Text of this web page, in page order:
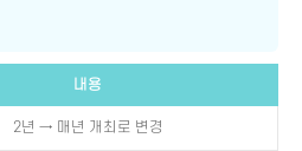
내용
2년 → 매년 개최로 변경